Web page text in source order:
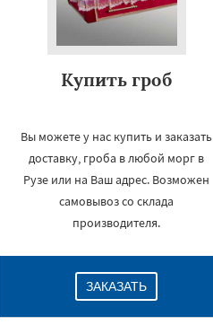
Купить гроб
Вы можете у нас купить и заказать
доставку, гроба в любой морг в
Рузе или на Ваш адрес. Возможен
самовывоз со склада
производителя.
ЗАКАЗАТЬ